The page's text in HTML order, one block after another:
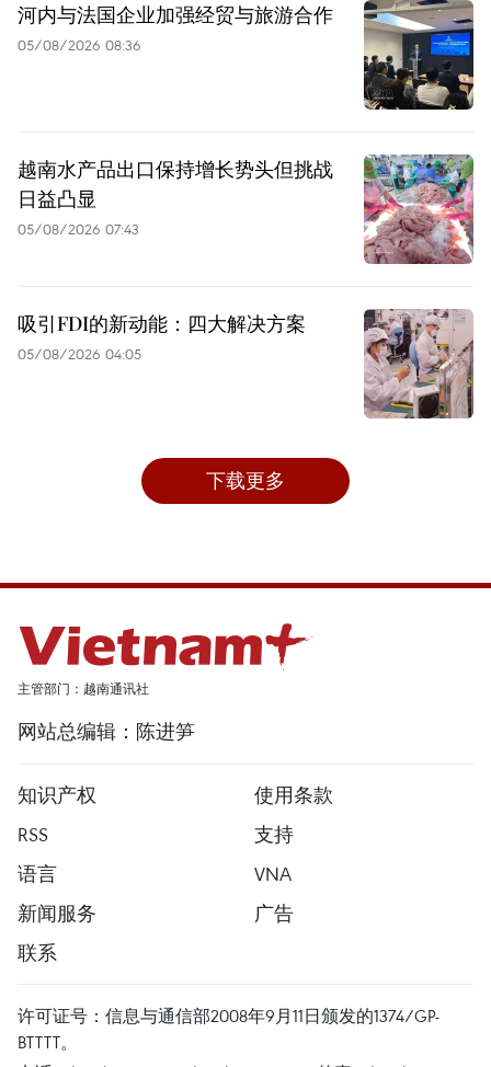
河内与法国企业加强经贸与旅游合作
05/08/2026 08:36
越南水产品出口保持增长势头但挑战
日益凸显
05/08/2026 07:43
吸引FDI的新动能：四大解决方案
05/08/2026 04:05
下载更多
主管部门：越南通讯社
网站总编辑：陈进笋
知识产权
使用条款
RSS
支持
语言
VNA
新闻服务
广告
联系
许可证号：信息与通信部2008年9月11日颁发的1374/GP-
BTTTT。